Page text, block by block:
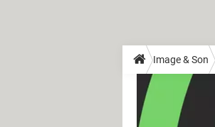
Image & Son